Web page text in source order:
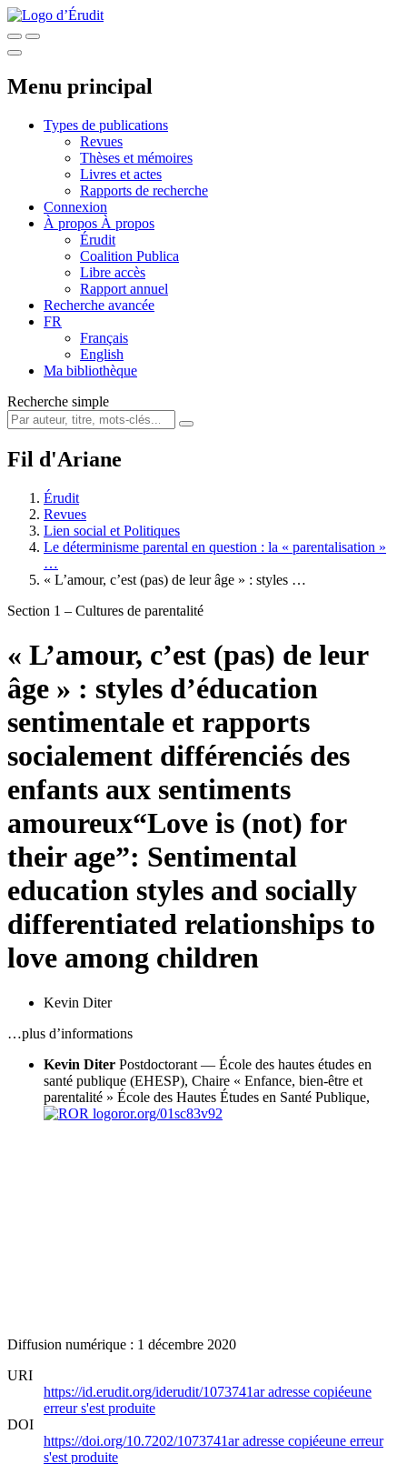
Menu principal
Types de publications
Revues
Thèses et mémoires
Livres et actes
Rapports de recherche
Connexion
À propos À propos
Érudit
Coalition Publica
Libre accès
Rapport annuel
Recherche avancée
FR
Français
English
Ma bibliothèque
Recherche simple
Fil d'Ariane
Érudit
Revues
Lien social et Politiques
Le déterminisme parental en question : la « parentalisation »
…
« L’amour, c’est (pas) de leur âge » : styles …
Section 1 – Cultures de parentalité
« L’amour, c’est (pas) de leur
âge » : styles d’éducation
sentimentale et rapports
socialement différenciés des
enfants aux sentiments
amoureux“Love is (not) for
their age”: Sentimental
education styles and socially
differentiated relationships to
love among children
Kevin Diter
…plus d’informations
Kevin Diter Postdoctorant — École des hautes études en
santé publique (EHESP), Chaire « Enfance, bien-être et
parentalité » École des Hautes Études en Santé Publique,
ror.org/01sc83v92
Diffusion numérique : 1 décembre 2020
URI
https://id.erudit.org/iderudit/1073741aradresse copiéeune
erreur s'est produite
DOI
https://doi.org/10.7202/1073741aradresse copiéeune erreur
s'est produite